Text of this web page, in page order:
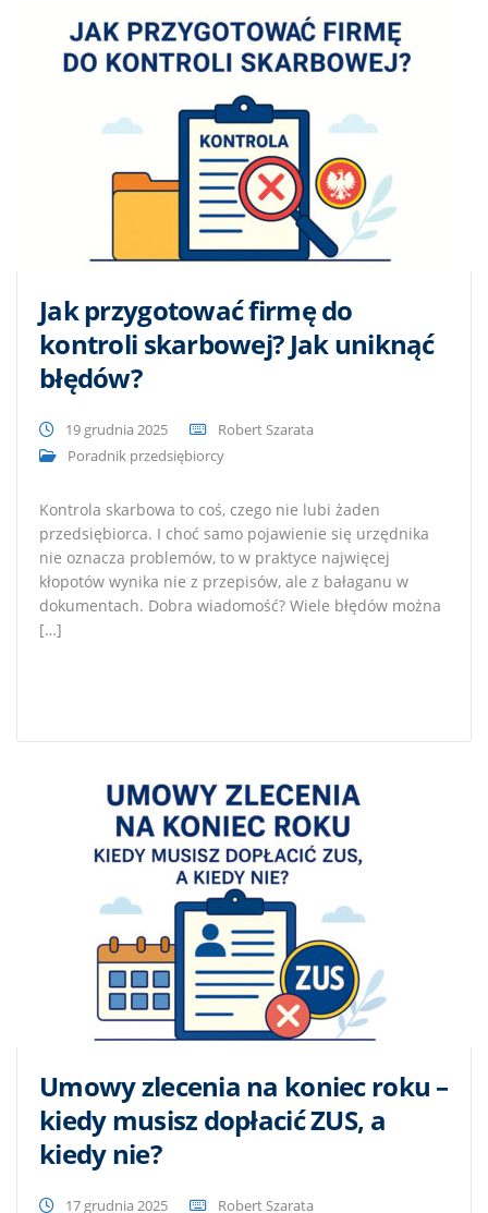
Jak przygotować firmę do
kontroli skarbowej? Jak uniknąć
błędów?
19 grudnia 2025
Robert Szarata
Poradnik przedsiębiorcy
Kontrola skarbowa to coś, czego nie lubi żaden
przedsiębiorca. I choć samo pojawienie się urzędnika
nie oznacza problemów, to w praktyce najwięcej
kłopotów wynika nie z przepisów, ale z bałaganu w
dokumentach. Dobra wiadomość? Wiele błędów można
[…]
Umowy zlecenia na koniec roku –
kiedy musisz dopłacić ZUS, a
kiedy nie?
17 grudnia 2025 Robert Szarata